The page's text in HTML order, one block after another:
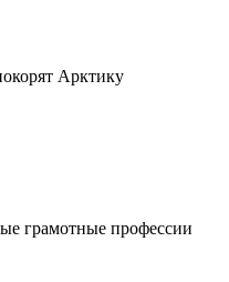
Арктику
грамотные профессии